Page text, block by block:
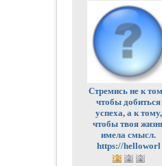
Стремись не к
чтобы добиться
успеха, а к тому,
чтобы твоя
имела смысл.
https://helloworl